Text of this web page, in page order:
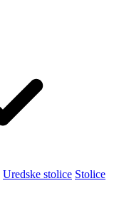
Uredske stolice Stolice